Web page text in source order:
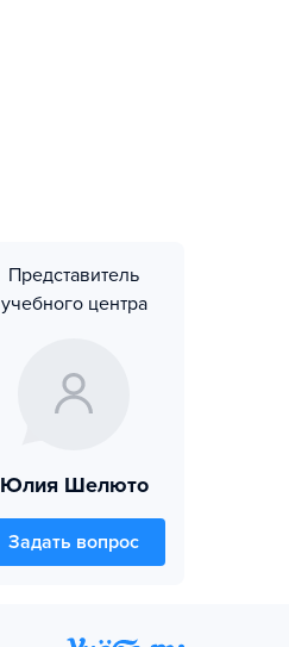
Представитель
учебного центра
Юлия Шелюто
Задать вопрос